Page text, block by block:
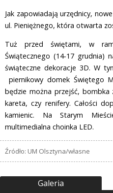
Jak zapowiadają urzędnicy,
ul. Pieniężnego, która otwarta
Tuż przed świętami, w
Świątecznego (14-17 grudnia)
świąteczne dekoracje 3D. W
piernikowy domek Świętego
będzie można przejść, bombka
kareta, czy renifery. Całości
kamienic. Na Starym
multimedialna choinka LED.
Źródło: UM Olsztyna/własne
Galeria